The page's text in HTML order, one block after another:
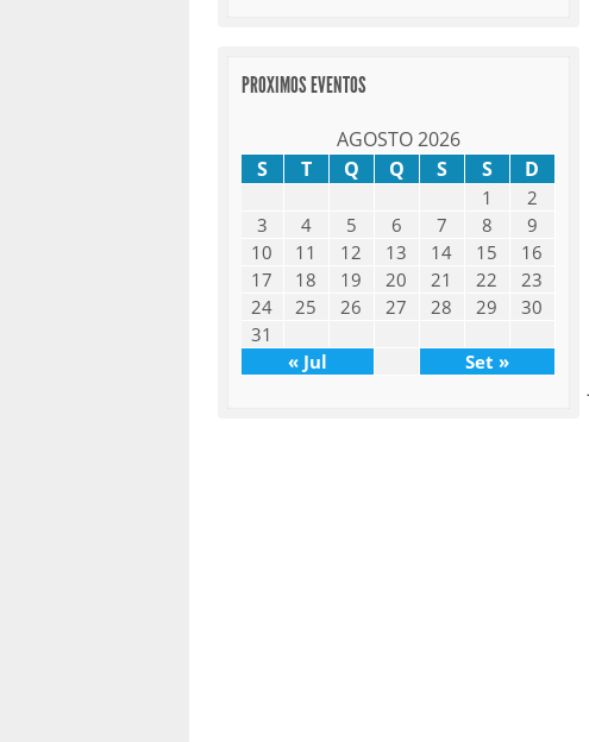
PROXIMOS EVENTOS
AGOSTO 2026
S
T Q Q S S D
1
2
3
4 5 6 7 8
9
10
11 12 13 14 15
16
17
18 19 20 21 22
23
24
25 26 27 28 29
30
31
« Jul
Set »